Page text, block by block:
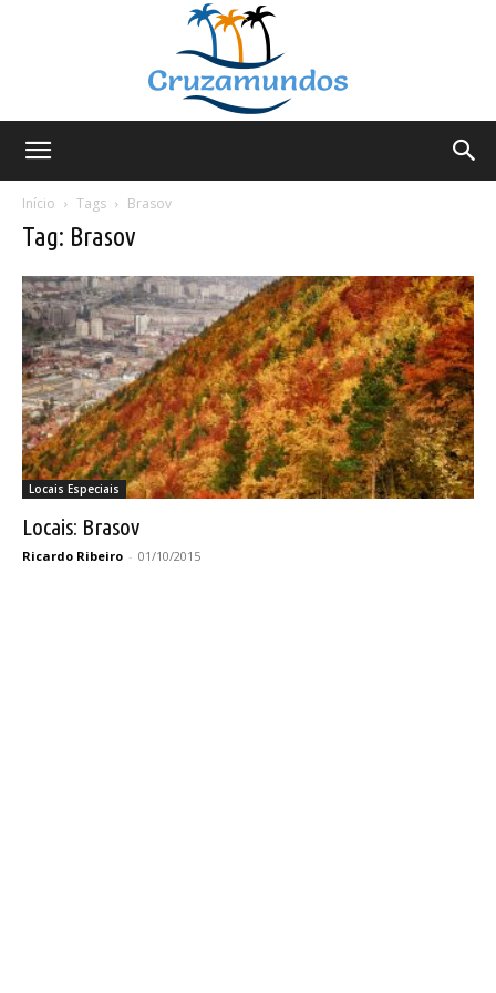
Início
Tags Brasov
Tag: Brasov
Locais Especiais
Locais: Brasov
Ricardo Ribeiro - 01/10/2015